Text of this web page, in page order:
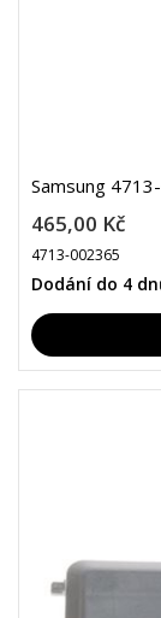
Samsung
465,00 Kč
4713-002365
Dodání do 4